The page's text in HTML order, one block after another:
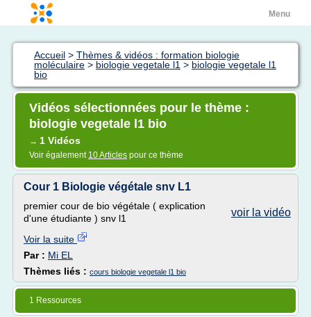
Menu
Accueil > Thèmes & vidéos : formation biologie
moléculaire > biologie vegetale l1 > biologie vegetale l1
bio
Vidéos sélectionnées pour le thème :
biologie vegetale l1 bio
→ 1 Vidéos
Voir également 10 Articles pour ce thème
Cour 1 Biologie végétale snv L1
voir la vidéo
premier cour de bio végétale ( explication
d'une étudiante ) snv l1
Voir la suite
Par : Mi EL
Thèmes liés : cours biologie vegetale l1 bio
1 Ressources